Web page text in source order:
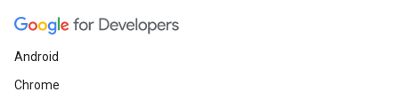
Android
Chrome